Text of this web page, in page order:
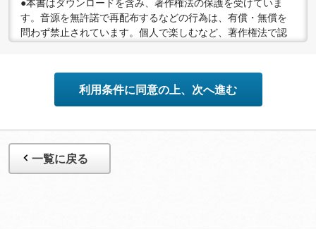
●本書はダウンロードを含み、著作権法の保護を受けていま
す。音源を無許諾で再配布するなどの行為は、有償・無償を
問わず禁止されています。個人で楽しむなど、著作権法で認
きをお願いいたします。また配信の方法やコンテンツの中身
については、事前の告知なく変更する場合がありますのでご
了承ください。
利用条件に同意の上、次へ進む
一覧に戻る